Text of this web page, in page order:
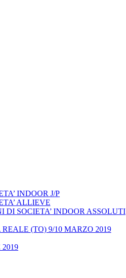
INDOOR J/P
ALLIEVE
SOCIETA’ INDOOR ASSOLUTI
(TO) 9/10 MARZO 2019